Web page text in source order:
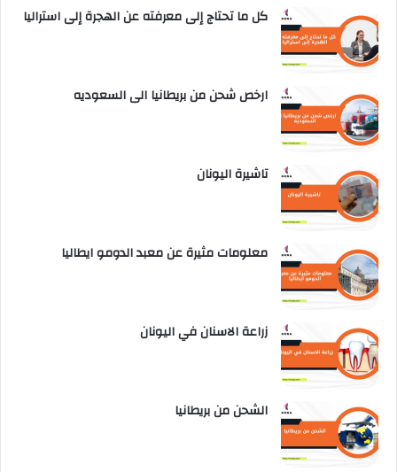
كل ما تحتاج إلى معرفته عن الهجرة إلى استراليا
ارخص شحن من بريطانيا الى السعوديه
تاشيرة اليونان
معلومات مثيرة عن معبد الدومو ايطاليا
زراعة الاسنان في اليونان
الشحن من بريطانيا